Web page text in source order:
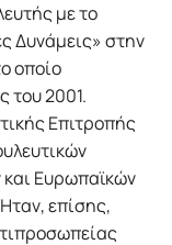
με το
Δυνάμεις» στην
οποίο
του 2001.
Επιτροπής
Ευρωπαϊκών
επίσης,